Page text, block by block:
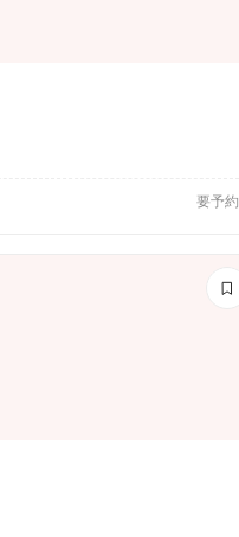
要予約